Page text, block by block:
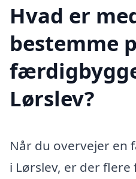
Hvad er
bestemme
Lørslev?
Når du overvejer
i Lørslev, er der